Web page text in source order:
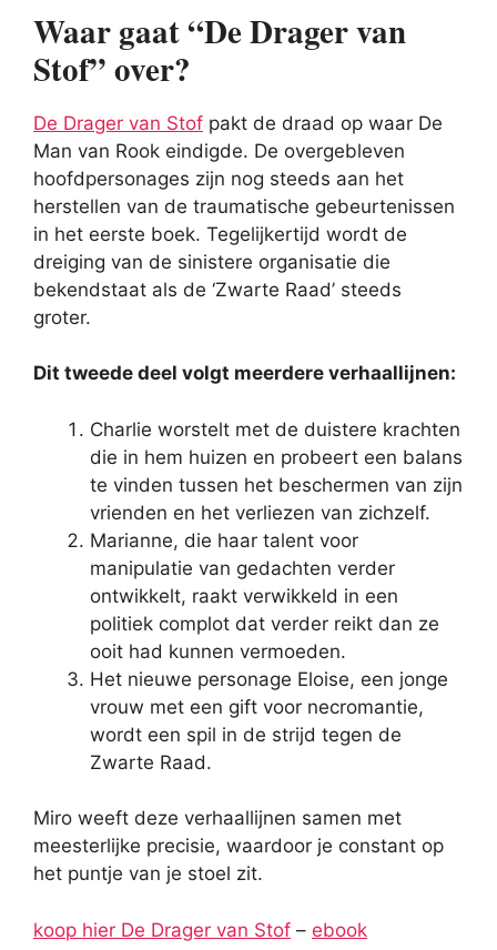
Waar gaat “De Drager van
Stof” over?
De Drager van Stof pakt de draad op waar De
Man van Rook eindigde. De overgebleven
hoofdpersonages zijn nog steeds aan het
herstellen van de traumatische gebeurtenissen
in het eerste boek. Tegelijkertijd wordt de
dreiging van de sinistere organisatie die
bekendstaat als de ‘Zwarte Raad’ steeds
groter.
Dit tweede deel volgt meerdere verhaallijnen:
Charlie worstelt met de duistere krachten
die in hem huizen en probeert een balans
te vinden tussen het beschermen van zijn
vrienden en het verliezen van zichzelf.
Marianne, die haar talent voor
manipulatie van gedachten verder
ontwikkelt, raakt verwikkeld in een
politiek complot dat verder reikt dan ze
ooit had kunnen vermoeden.
Het nieuwe personage Eloise, een jonge
vrouw met een gift voor necromantie,
wordt een spil in de strijd tegen de
Zwarte Raad.
Miro weeft deze verhaallijnen samen met
meesterlijke precisie, waardoor je constant op
het puntje van je stoel zit.
koop hier De Drager van Stof – ebook